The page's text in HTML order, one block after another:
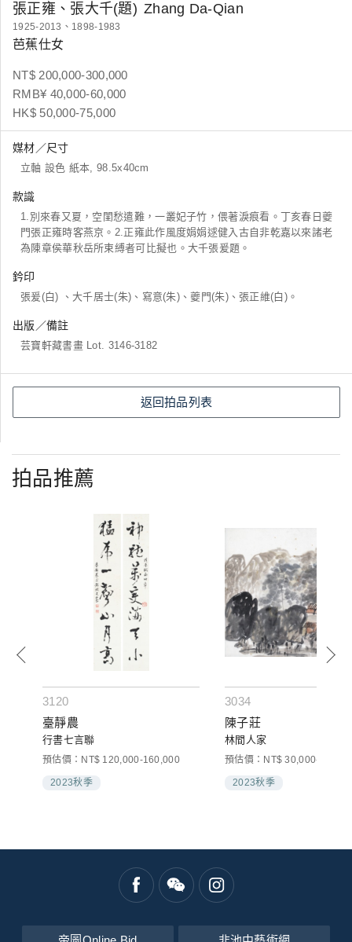
張正雍、張大千(題) Zhang Da-Qian
1925-2013、1898-1983
芭蕉仕女
NT$ 200,000-300,000
RMB¥ 40,000-60,000
HK$ 50,000-75,000
媒材／尺寸
立軸 設色 紙本, 98.5x40cm
款識
1.別來春又夏，空閨愁遣難，一叢妃子竹，偎著淚痕看。丁亥春日夔
門張正雍時客燕京。2.正雍此作風度娟娟逑健入古自非乾嘉以來諸老
為陳章侯華秋岳所束縛者可比擬也。大千張爰題。
鈐印
張爰(白) 、大千居士(朱)、寫意(朱)、夔門(朱)、張正維(白)。
出版／備註
芸寶軒藏書畫 Lot. 3146-3182
返回拍品列表
拍品推薦
3120
臺靜農
行書七言聯
預估價：NT$ 120,000-160,000
2023秋季
3034
陳子莊
林間人家
預估價：NT$ 30,000-50,000
2023秋季